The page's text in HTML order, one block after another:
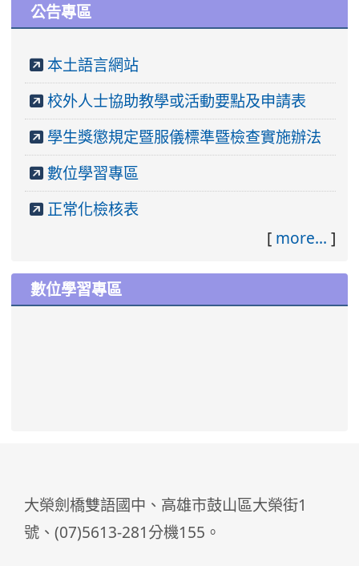
公告專區
本土語言網站
校外人士協助教學或活動要點及申請表
學生獎懲規定暨服儀標準暨檢查實施辦法
數位學習專區
正常化檢核表
[ more... ]
數位學習專區
大榮劍橋雙語國中、高雄市鼓山區大榮街1
號、(07)5613-281分機155。